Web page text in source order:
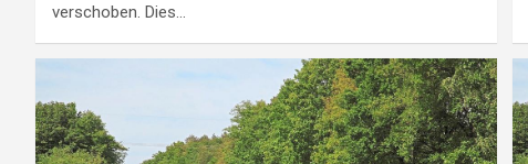
verschoben. Dies…